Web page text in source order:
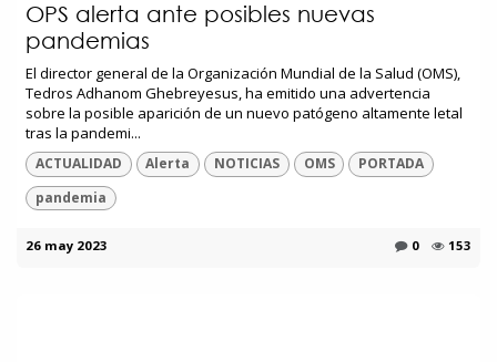
OPS alerta ante posibles nuevas
pandemias
El director general de la Organización Mundial de la Salud (OMS),
Tedros Adhanom Ghebreyesus, ha emitido una advertencia
sobre la posible aparición de un nuevo patógeno altamente letal
tras la pandemi...
ACTUALIDAD Alerta NOTICIAS OMS
PORTADA
pandemia
26 may 2023 0 153